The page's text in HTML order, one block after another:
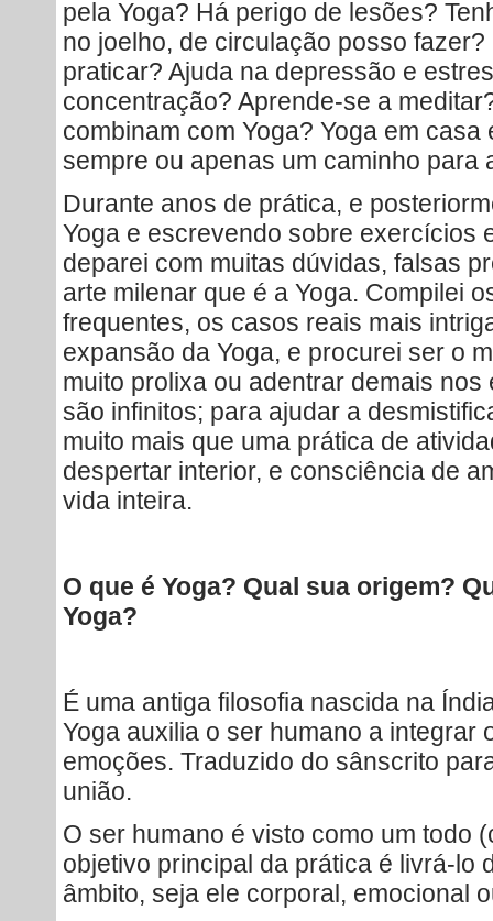
pela Yoga? Há perigo de lesões?
no joelho, de circulação posso
praticar? Ajuda na depressão e
concentração? Aprende-se a
combinam com Yoga? Yoga em casa
sempre ou apenas um caminho para
Durante anos de prática, e
Yoga e escrevendo sobre exercícios
deparei com muitas dúvidas, falsas
arte milenar que é a Yoga. Compilei
frequentes, os casos reais mais
expansão da Yoga, e procurei ser o
muito prolixa ou adentrar demais
são infinitos; para ajudar a
muito mais que uma prática de
despertar interior, e consciência de
vida inteira.
O que é Yoga? Qual sua origem?
Yoga?
É uma antiga filosofia nascida na
Yoga auxilia o ser humano a integrar
emoções. Traduzido do sânscrito
união.
O ser humano é visto como um todo
objetivo principal da prática é livrá-lo
âmbito, seja ele corporal, emocional